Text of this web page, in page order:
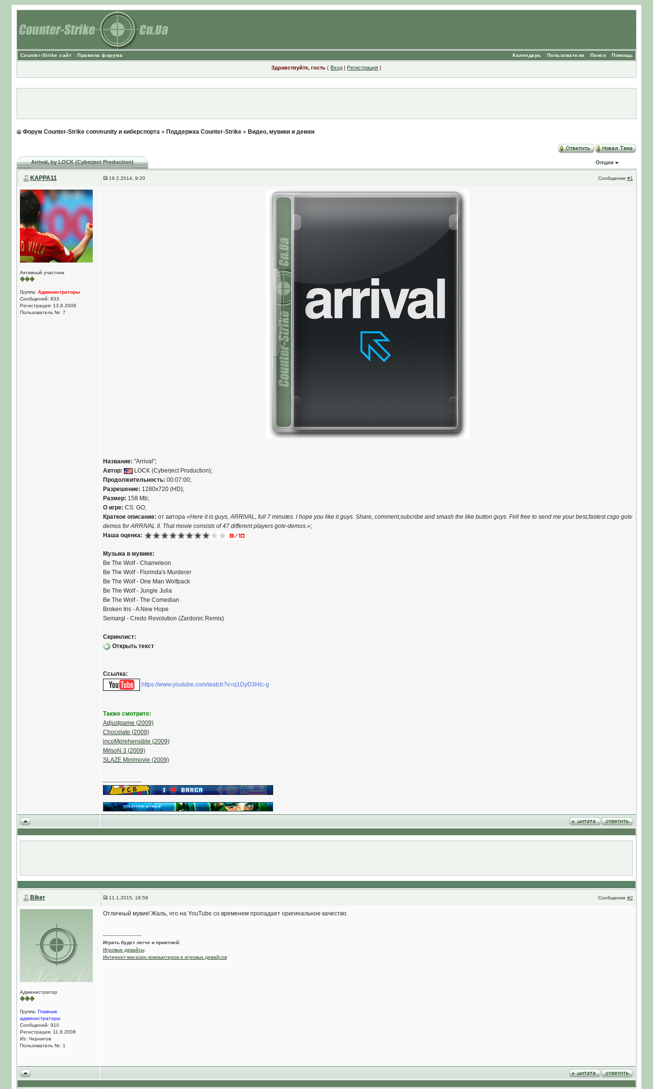
Counter-Strike сайт Правила форума Помощь
Поиск
Пользователи
Календарь
Здравствуйте, гость ( Вход | Регистрация )
Форум Counter-Strike community и киберспорта» Поддержка Counter-Strike» Видео, мувики и демки
Arrival, by LOCK (Cyberject Production) Опции
KAPPA11 19.2.2014, 9:20 Сообщение #1
Активный участник
Группа: Администраторы
Сообщений: 833
Регистрация: 13.8.2008
Пользователь №: 7
Название: "Arrival";
Автор:
LOCK (Cyberject Production);
Продолжительность: 00:07:00;
Разрешение: 1280x720 (HD);
Размер: 158 Mb;
О игре: CS: GO;
Краткое описание: от автора «Here it is guys, ARRIVAL, full 7 minutes. I hope you like it guys. Share, comment,subcribe and smash the like button guys. Fell free to send me your best,fastest csgo gotv
demos for ARRIVAL II. That movie consists of 47 different players gotv-demos.»;
Наша оценка:
Музыка в мувике:
Be The Wolf - Chameleon
Be The Wolf - Florinda's Murderer
Be The Wolf - One Man Wolfpack
Be The Wolf - Jungle Julia
Be The Wolf - The Comedian
Broken Iris - A New Hope
Semargl - Credo Revolution (Zardonic Remix)
Скринлист:
Открыть текст
Ссылка:
https://www.youtube.com/watch?v=q1DyD3Hlc-g
Также смотрите:
Adjustgame (2009)
Chocolate (2009)
incoMprehensible (2009)
MilsoN 3 (2009)
SLAZE Minimovie (2009)
--------------------
Biker 11.1.2015, 18:59 Сообщение #2
Администратор
Группа: Главные
администраторы
Сообщений: 910
Регистрация: 11.8.2008
Из: Чернигов
Пользователь №: 1
Отличный мувик! Жаль, что на YouTube со временем пропадает оригинальное качество.
--------------------
Играть будет легче и приятней:
Игровые девайсы,
Интернет-магазин компьютеров и игровых девайсов